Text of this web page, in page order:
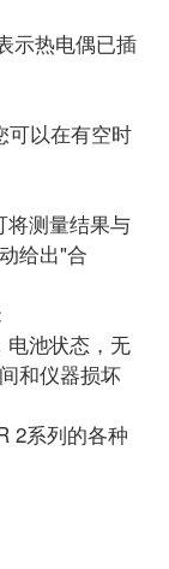
示热电偶已插
以在有空时
测量结果与
给出"合
池状态，无
和仪器损坏
2系列的各种